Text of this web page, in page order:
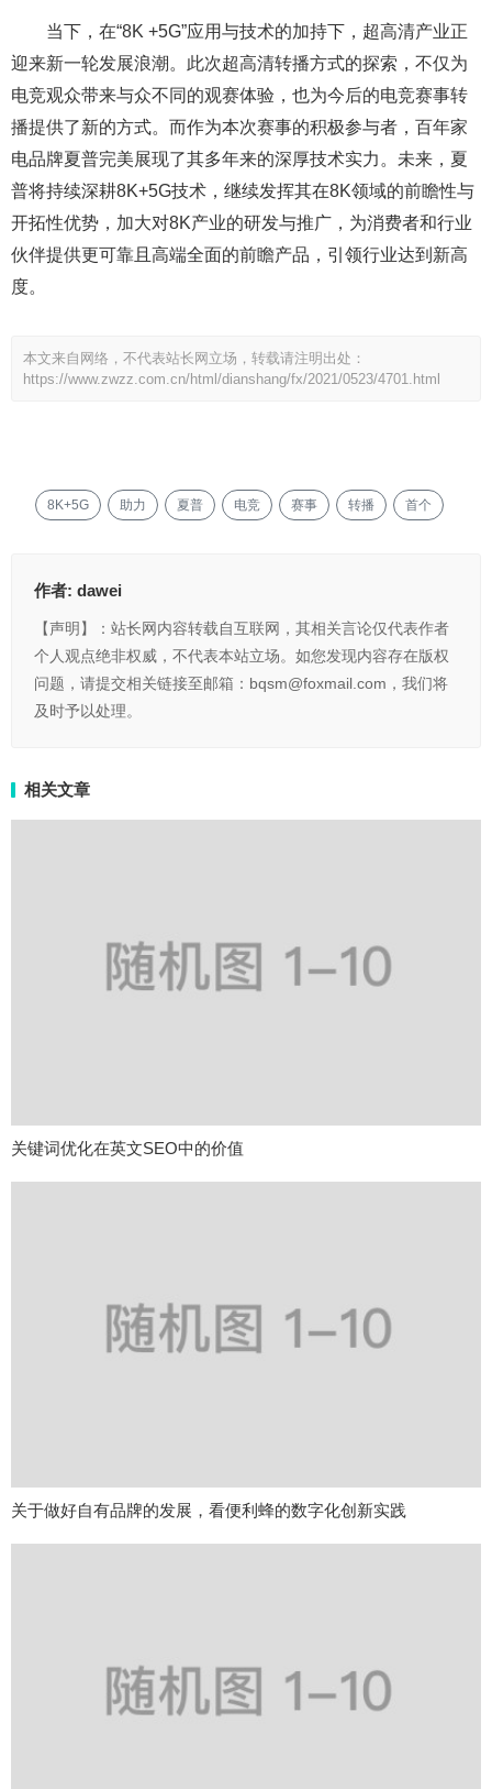
当下，在“8K +5G”应用与技术的加持下，超高清产业正
迎来新一轮发展浪潮。此次超高清转播方式的探索，不仅为
电竞观众带来与众不同的观赛体验，也为今后的电竞赛事转
播提供了新的方式。而作为本次赛事的积极参与者，百年家
电品牌夏普完美展现了其多年来的深厚技术实力。未来，夏
普将持续深耕8K+5G技术，继续发挥其在8K领域的前瞻性与
开拓性优势，加大对8K产业的研发与推广，为消费者和行业
伙伴提供更可靠且高端全面的前瞻产品，引领行业达到新高
度。
本文来自网络，不代表站长网立场，转载请注明出处：
https://www.zwzz.com.cn/html/dianshang/fx/2021/0523/4701.html
8K+5G 助力 夏普 电竞 赛事 转播 首个
作者: dawei
【声明】：站长网内容转载自互联网，其相关言论仅代表作者
个人观点绝非权威，不代表本站立场。如您发现内容存在版权
问题，请提交相关链接至邮箱：bqsm@foxmail.com，我们将
及时予以处理。
相关文章
关键词优化在英文SEO中的价值
关于做好自有品牌的发展，看便利蜂的数字化创新实践